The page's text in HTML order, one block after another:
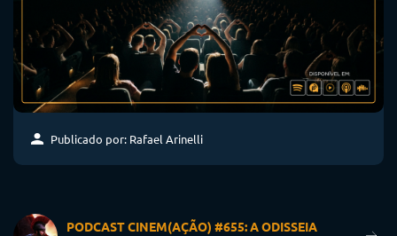
Publicado por: Rafael Arinelli
PODCAST CINEM(AÇÃO) #655: A ODISSEIA